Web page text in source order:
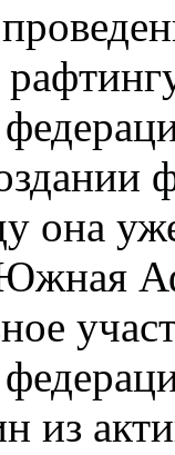
она
из